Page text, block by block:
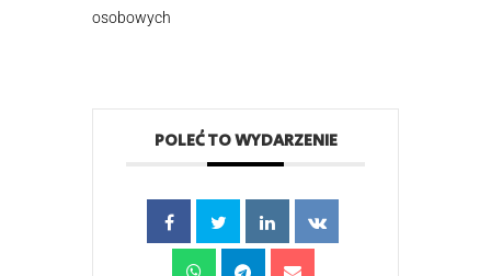
osobowych
POLEĆ TO WYDARZENIE